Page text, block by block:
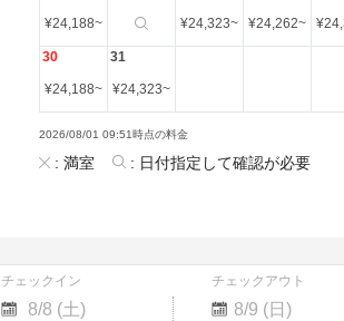
¥24,188~ ¥24,323~ ¥24,262~ ¥
30
¥24,188~
31
¥24,323~
2026/08/01 09:51時点の料金
: 満室 : 日付指定して確認が必要
チェックイン チェックアウト